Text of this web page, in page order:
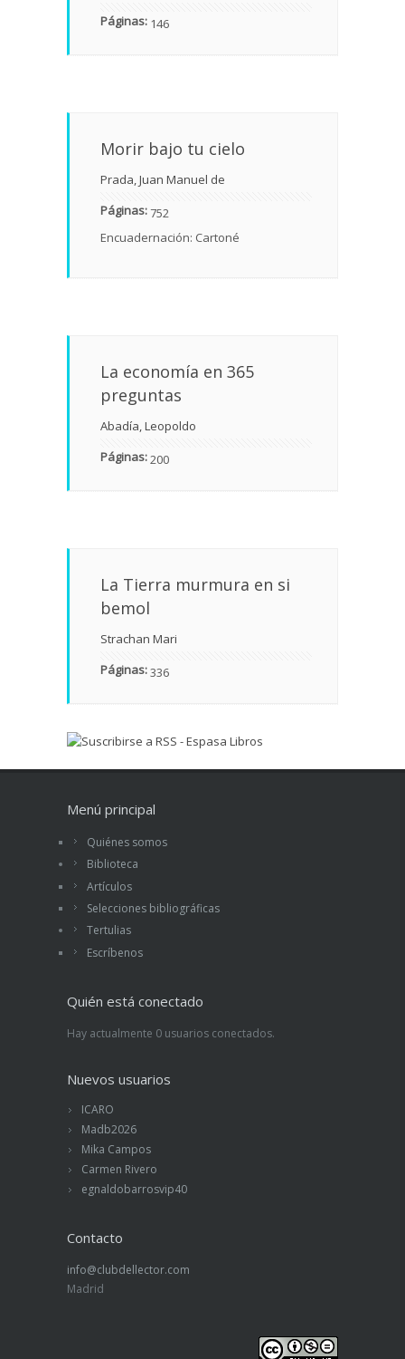
Páginas: 146
Morir bajo tu cielo
Prada, Juan Manuel de
Páginas:752
Encuadernación: Cartoné
La economía en 365
preguntas
Abadía, Leopoldo
Páginas:200
La Tierra murmura en si
bemol
Strachan Mari
Páginas:336
Menú principal
Quiénes somos
Biblioteca
Artículos
Selecciones bibliográficas
Tertulias
Escríbenos
Quién está conectado
Hay actualmente 0 usuarios conectados.
Nuevos usuarios
ICARO
Madb2026
Mika Campos
Carmen Rivero
egnaldobarrosvip40
Contacto
info@clubdellector.com
Madrid